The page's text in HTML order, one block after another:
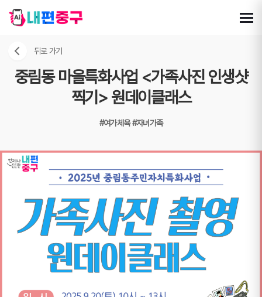
뒤로 가기
중림동 마을특화사업 <가족사진 인생샷
찍기> 원데이클래스
#여가체육#자녀가족